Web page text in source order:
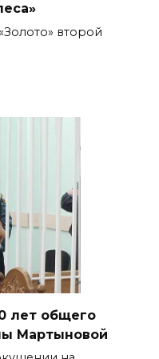
второй
лет общего
Мартыновой